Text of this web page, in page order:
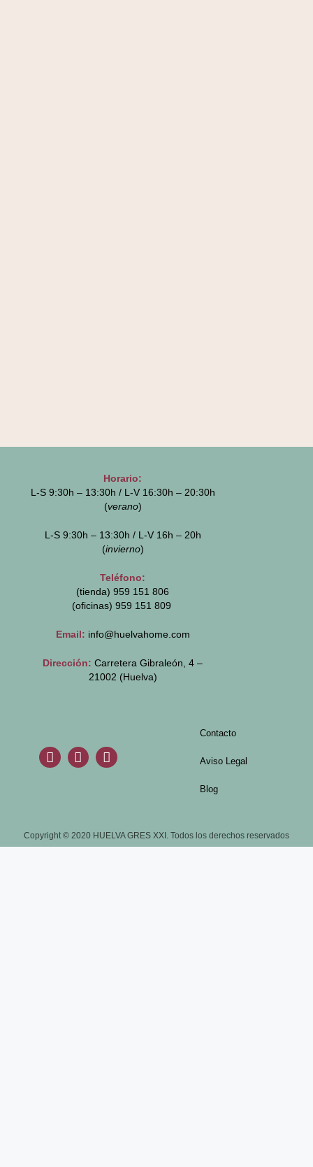
Horario:
L-S 9:30h – 13:30h / L-V 16:30h – 20:30h
(verano)
L-S 9:30h – 13:30h / L-V 16h – 20h
(invierno)
Teléfono:
(tienda) 959 151 806
(oficinas) 959 151 809
Email: info@huelvahome.com
Dirección: Carretera Gibraleón, 4 –
21002 (Huelva)
Contacto
Aviso Legal
Blog
Copyright © 2020 HUELVA GRES XXI. Todos los derechos reservados